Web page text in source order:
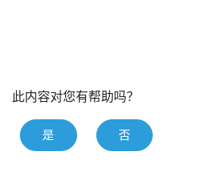
此内容对您有帮助吗？
是 否